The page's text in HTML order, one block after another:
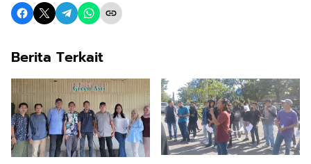
Berita Terkait